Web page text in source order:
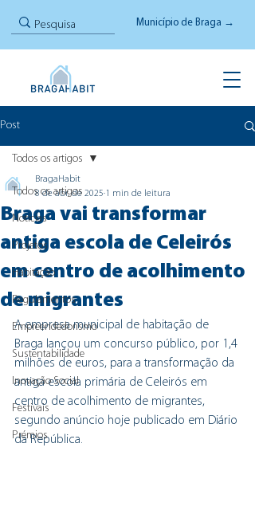
Município de Braga →
Post
Todos os artigos
Notícias
Projetos
Habitação
Regulamentos
Empreendedorismo
Sustentabilidade
Inovação Social
Festivais
Prémios
Todos os artigos
Braga vai transformar
antiga escola de Celeirós
em centro de acolhimento
de migrantes
BragaHabit
8 de abr. de 2025 1 min de leitura
A empresa municipal de habitação de
Braga lançou um concurso público, por 1,4
milhões de euros, para a transformação da
antiga escola primária de Celeirós em
centro de acolhimento de migrantes,
segundo anúncio hoje publicado em Diário
da República.